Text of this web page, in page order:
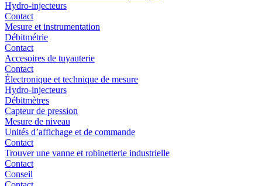
Hydro-injecteurs
Contact
Mesure et instrumentation
Débitmétrie
Contact
Accesoires de tuyauterie
Contact
Électronique et technique de mesure
Hydro-injecteurs
Débitmètres
Capteur de pression
Mesure de niveau
Unités d’affichage et de commande
Contact
Trouver une vanne et robinetterie industrielle
Contact
Conseil